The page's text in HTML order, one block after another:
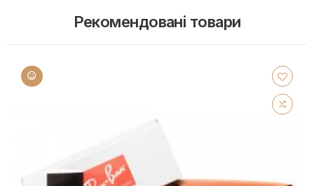
Рекомендовані товари